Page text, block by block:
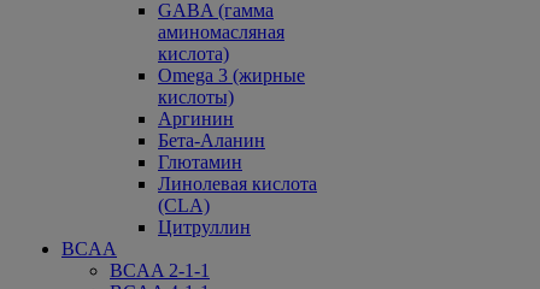
GABA (гамма
аминомасляная
кислота)
Omega 3 (жирные
кислоты)
Аргинин
Бета-Аланин
Глютамин
Линолевая кислота
(CLA)
Цитруллин
BCAA
BCAA 2-1-1